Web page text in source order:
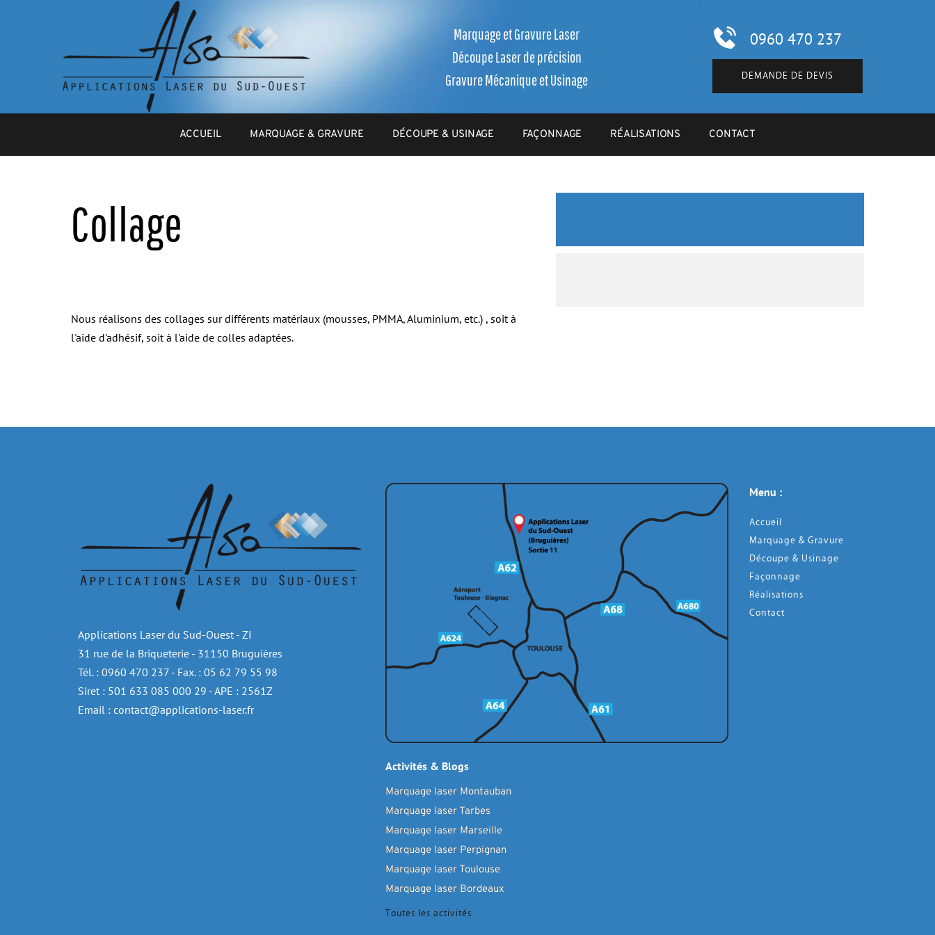
Marquage et Gravure Laser
Découpe Laser de précision
Gravure Mécanique et Usinage
0960 470 237
DEMANDE DE DEVIS
ACCUEIL MARQUAGE & GRAVURE DÉCOUPE & USINAGE FAÇONNAGE RÉALISATIONS CONTACT
Collage
Nous réalisons des collages sur différents matériaux (mousses, PMMA, Aluminium, etc.) , soit à
l'aide d'adhésif, soit à l'aide de colles adaptées.
Applications Laser du Sud-Ouest - ZI
31 rue de la Briqueterie - 31150 Bruguières
Tél. : 0960 470 237 - Fax. : 05 62 79 55 98
Siret : 501 633 085 000 29 - APE : 2561Z
Email : contact@applications-laser.fr
Activités & Blogs
Marquage laser Montauban
Marquage laser Tarbes
Marquage laser Marseille
Marquage laser Perpignan
Marquage laser Toulouse
Marquage laser Bordeaux
Toutes les activités
Menu :
Accueil
Marquage & Gravure
Découpe & Usinage
Façonnage
Réalisations
Contact